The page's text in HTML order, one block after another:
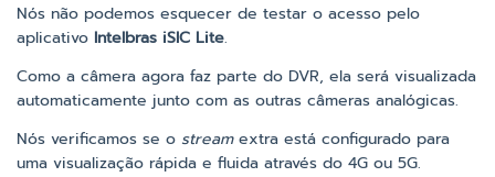
Nós não podemos esquecer de testar o acesso pelo
aplicativo Intelbras iSIC Lite.
Como a câmera agora faz parte do DVR, ela será visualizada
automaticamente junto com as outras câmeras analógicas.
Nós verificamos se o streamextra está configurado para
uma visualização rápida e fluida através do 4G ou 5G.